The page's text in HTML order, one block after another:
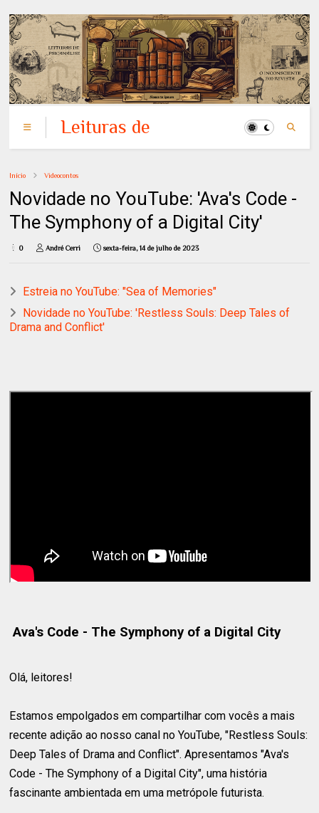
Leituras de
Psicanálise: o
Inconsciente em
Revista
Início Videocontos
Novidade no YouTube: 'Ava's Code -
The Symphony of a Digital City'
0 André Cerri sexta-feira, 14 de julho de 2023
Estreia no YouTube: "Sea of Memories"
Novidade no YouTube: 'Restless Souls: Deep Tales of
Drama and Conflict'
Ava's Code - The Symphony of a Digital City
Olá, leitores!
Estamos empolgados em compartilhar com vocês a mais
recente adição ao nosso canal no YouTube, "Restless Souls:
Deep Tales of Drama and Conflict". Apresentamos "Ava's
Code - The Symphony of a Digital City", uma história
fascinante ambientada em uma metrópole futurista.